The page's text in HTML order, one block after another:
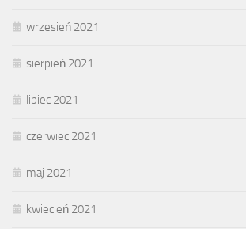
wrzesień 2021
sierpień 2021
lipiec 2021
czerwiec 2021
maj 2021
kwiecień 2021